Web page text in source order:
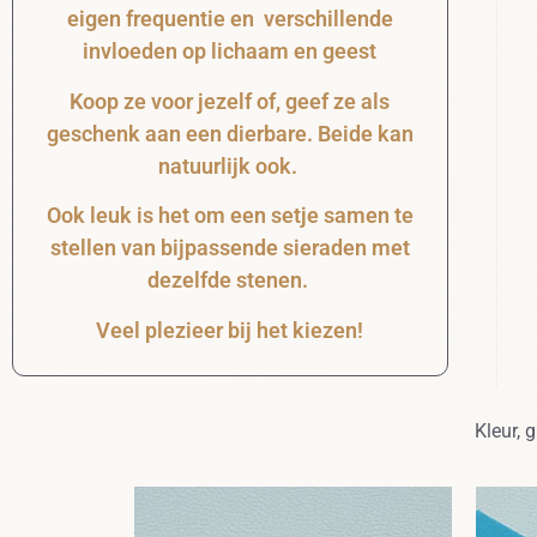
eigen frequentie en verschillende
invloeden op lichaam en geest
Koop ze voor jezelf of, geef ze als
geschenk aan een dierbare. Beide kan
natuurlijk ook.
Ook leuk is het om een setje samen te
stellen van bijpassende sieraden met
dezelfde stenen.
Veel plezieer bij het kiezen!
Kleur,